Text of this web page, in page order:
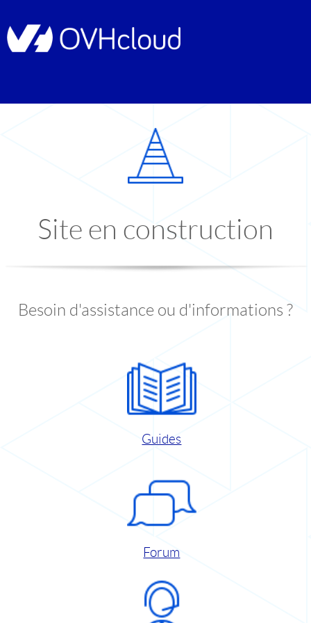
Site en construction
Besoin d'assistance ou d'informations ?
Guides
Forum